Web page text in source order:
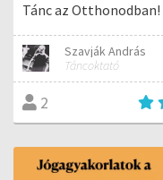
Tánc az Otthonodban!
Szavják András
Táncoktató
2